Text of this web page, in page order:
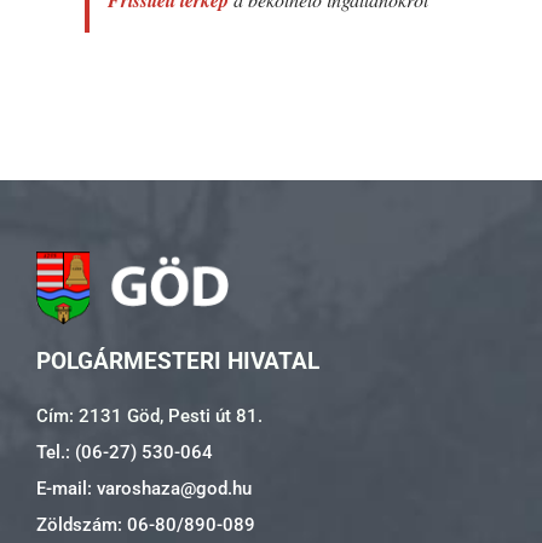
POLGÁRMESTERI HIVATAL
Cím: 2131 Göd, Pesti út 81.
Tel.: (06-27) 530-064
E-mail: varoshaza@god.hu
Zöldszám: 06-80/890-089